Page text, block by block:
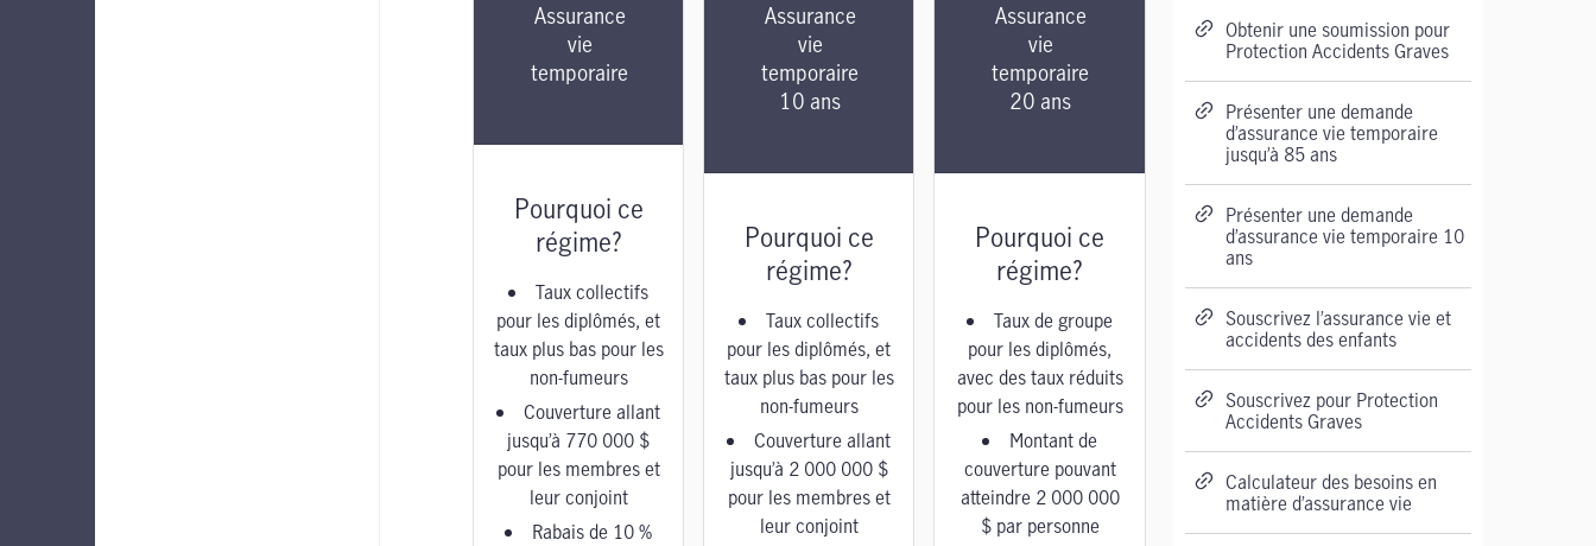
Assurance
vie
temporaire
Pourquoi ce
régime?
Taux collectifs
pour les diplômés, et
taux plus bas pour les
non-fumeurs
Couverture allant
jusqu’à 770 000 $
pour les membres et
leur conjoint
Rabais de 10 %
Assurance
vie
temporaire
10 ans
Pourquoi ce
régime?
Taux collectifs
pour les diplômés, et
taux plus bas pour les
non-fumeurs
Couverture allant
jusqu’à 2 000 000 $
pour les membres et
leur conjoint
Assurance
vie
temporaire
20 ans
Pourquoi ce
régime?
Taux de groupe
pour les diplômés,
avec des taux réduits
pour les non-fumeurs
Montant de
couverture pouvant
atteindre 2 000 000
$ par personne
Obtenir une soumission pour
Protection Accidents Graves
Présenter une demande
d’assurance vie temporaire
jusqu’à 85 ans
Présenter une demande
d’assurance vie temporaire 10
ans
Souscrivez l’assurance vie et
accidents des enfants
Souscrivez pour Protection
Accidents Graves
Calculateur des besoins en
matière d’assurance vie